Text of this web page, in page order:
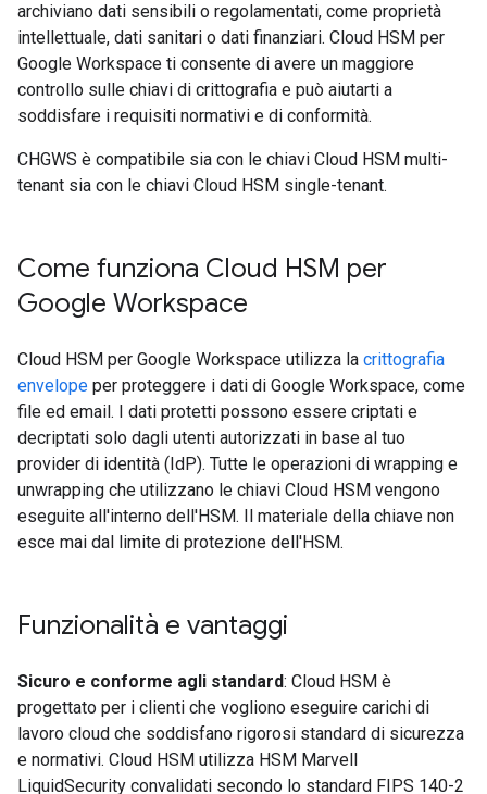
archiviano dati sensibili o regolamentati, come proprietà
intellettuale, dati sanitari o dati finanziari. Cloud HSM per
Google Workspace ti consente di avere un maggiore
controllo sulle chiavi di crittografia e può aiutarti a
soddisfare i requisiti normativi e di conformità.
CHGWS è compatibile sia con le chiavi Cloud HSM multi-
tenant sia con le chiavi Cloud HSM single-tenant.
Come funziona Cloud HSM per
Google Workspace
Cloud HSM per Google Workspace utilizza la crittografia
envelope per proteggere i dati di Google Workspace, come
file ed email. I dati protetti possono essere criptati e
decriptati solo dagli utenti autorizzati in base al tuo
provider di identità (IdP). Tutte le operazioni di wrapping e
unwrapping che utilizzano le chiavi Cloud HSM vengono
eseguite all'interno dell'HSM. Il materiale della chiave non
esce mai dal limite di protezione dell'HSM.
Funzionalità e vantaggi
Sicuro e conforme agli standard: Cloud HSM è
progettato per i clienti che vogliono eseguire carichi di
lavoro cloud che soddisfano rigorosi standard di sicurezza
e normativi. Cloud HSM utilizza HSM Marvell
LiquidSecurity convalidati secondo lo standard FIPS 140-2